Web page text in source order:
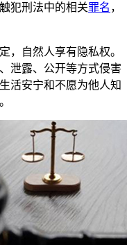
犯刑法中的相关罪名 ，
自然人享有隐私权。
泄露、公开等方式侵害
活安宁和不愿为他人知